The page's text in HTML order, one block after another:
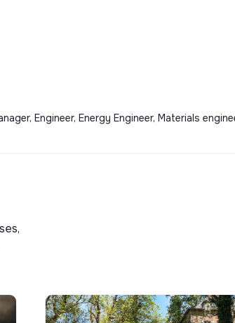
Engineer, Energy Engineer, Materials